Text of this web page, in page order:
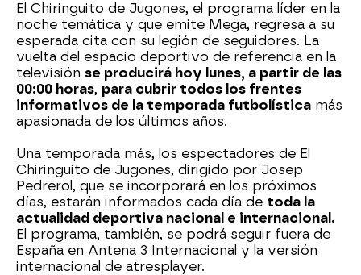
El Chiringuito de Jugones, el programa líder en la
noche temática y que emite Mega, regresa a su
esperada cita con su legión de seguidores. La
vuelta del espacio deportivo de referencia en la
televisión se producirá hoy lunes, a partir de las
00:00 horas, para cubrir todos los frentes
informativos de la temporada futbolística más
apasionada de los últimos años.
Una temporada más, los espectadores de El
Chiringuito de Jugones, dirigido por Josep
Pedrerol, que se incorporará en los próximos
días, estarán informados cada día de toda la
actualidad deportiva nacional e internacional.
El programa, también, se podrá seguir fuera de
España en Antena 3 Internacional y la versión
internacional de atresplayer.